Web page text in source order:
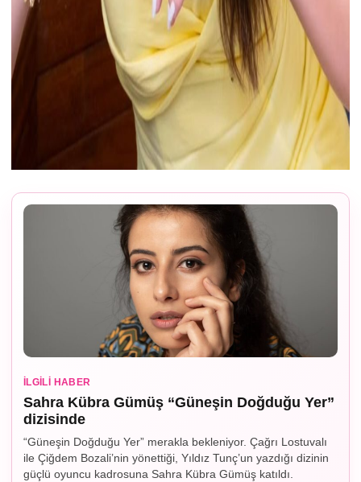
İLGILI HABER
Sahra Kübra Gümüş “Güneşin Doğduğu Yer”
dizisinde
“Güneşin Doğduğu Yer” merakla bekleniyor. Çağrı Lostuvalı
ile Çiğdem Bozali’nin yönettiği, Yıldız Tunç’un yazdığı dizinin
güçlü oyuncu kadrosuna Sahra Kübra Gümüş katıldı.